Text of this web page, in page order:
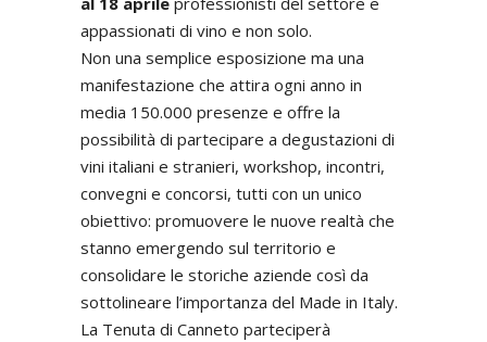
appassionati di vino e non solo.
Non una semplice esposizione ma una
manifestazione che attira ogni anno in
media 150.000 presenze e offre la
possibilità di partecipare a degustazioni di
vini italiani e stranieri, workshop, incontri,
convegni e concorsi, tutti con un unico
obiettivo: promuovere le nuove realtà che
stanno emergendo sul territorio e
consolidare le storiche aziende così da
sottolineare l’importanza del Made in Italy.
La Tenuta di Canneto parteciperà